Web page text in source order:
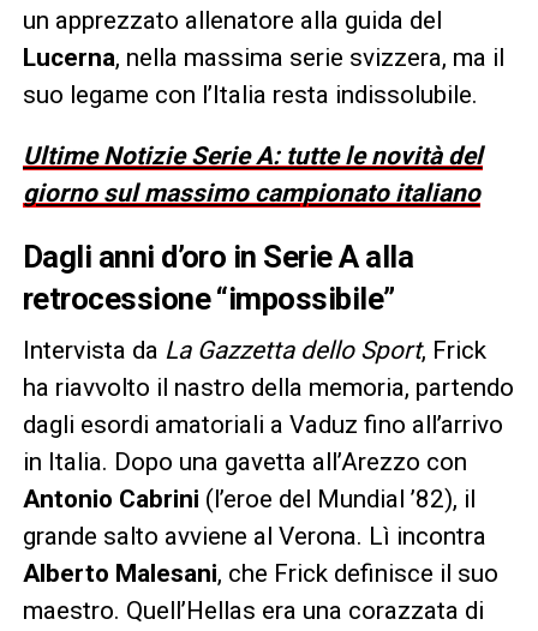
un apprezzato allenatore alla guida del
Lucerna, nella massima serie svizzera, ma il
suo legame con l’Italia resta indissolubile.
Ultime Notizie Serie A: tutte le novità del
giorno sul massimo campionato italiano
Dagli anni d’oro in Serie A alla
retrocessione “impossibile”
Intervista da La Gazzetta dello Sport, Frick
ha riavvolto il nastro della memoria, partendo
dagli esordi amatoriali a Vaduz fino all’arrivo
in Italia. Dopo una gavetta all’Arezzo con
Antonio Cabrini (l’eroe del Mundial ’82), il
grande salto avviene al Verona. Lì incontra
Alberto Malesani, che Frick definisce il suo
maestro. Quell’Hellas era una corazzata di